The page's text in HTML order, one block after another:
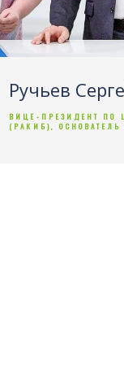
Ручьев
ВИЦЕ-ПРЕЗИДЕНТ ПО
(РАКИБ), ОСНОВАТЕЛЬ